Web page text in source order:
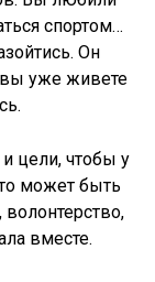
спортом…
Он
вы уже живете
цели, чтобы у
может быть
волонтерство,
вместе.